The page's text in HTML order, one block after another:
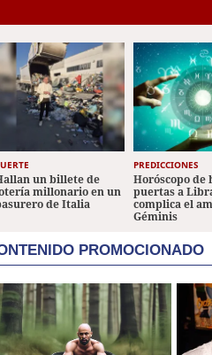
un billete de
millonario en un
de Italia
PREDICCIONES
Horóscopo de
puertas a
complica el
Géminis
PROMOCIONADO